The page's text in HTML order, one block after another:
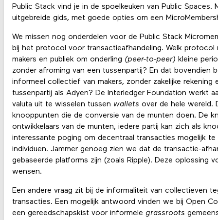
Public Stack vind je in de spoelkeuken van Public Spaces.
uitgebreide gids, met goede opties om een
We missen nog onderdelen voor de Public Stack
bij het protocol voor transactieafhandeling. Welk protocol
makers en publiek om onderling (peer-to-peer) kleine
zonder afroming van een tussenpartij? En dat bovendien
informeel collectief van makers, zonder zakelijke rekening
tussenpartij als Adyen? De Interledger Foundation werkt
valuta uit te wisselen tussen wallets over de hele wereld.
knooppunten die de conversie van de munten doen. De
ontwikkelaars van de munten, iedere partij kan zich als
interessante poging om decentraal transacties mogelijk te
individuen. Jammer genoeg zien we dat de transactie-
gebaseerde platforms zijn (zoals Ripple). Deze oplossing
wensen.
Een andere vraag zit bij de informaliteit van collectieven
transacties. Een mogelijk antwoord vinden we bij Open
een gereedschapskist voor informele grassroots